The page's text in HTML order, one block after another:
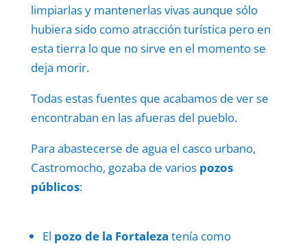
limpiarlas y mantenerlas vivas aunque sólo
hubiera sido como atracción turística pero en
esta tierra lo que no sirve en el momento se
deja morir.
Todas estas fuentes que acabamos de ver se
encontraban en las afueras del pueblo.
Para abastecerse de agua el casco urbano,
Castromocho, gozaba de variospozos
públicos:
El pozo de la Fortaleza tenía como